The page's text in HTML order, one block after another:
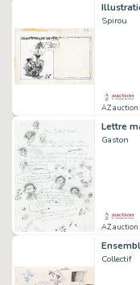
Spirou
AZ
Lettre
Gaston
AZ
Collectif